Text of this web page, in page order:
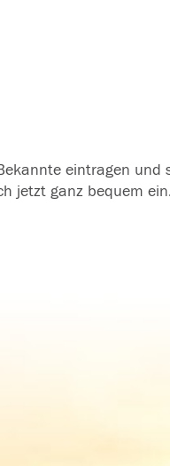
eintragen und
jetzt ganz bequem